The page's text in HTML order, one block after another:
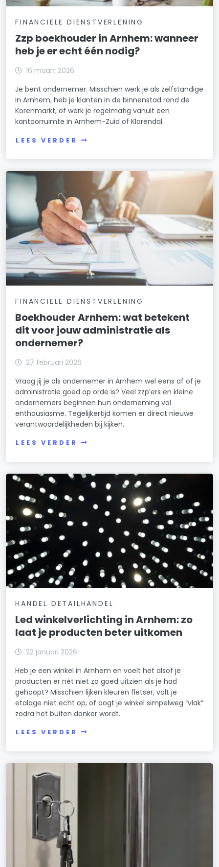
FINANCIELE DIENSTVERLENING
Zzp boekhouder in Arnhem: wanneer
heb je er echt één nodig?
16 maart 2026
Je bent ondernemer. Misschien werk je als zelfstandige
in Arnhem, heb je klanten in de binnenstad rond de
Korenmarkt, of werk je regelmatig vanuit een
kantoorruimte in Arnhem-Zuid of Klarendal.
LEES VERDER
FINANCIELE DIENSTVERLENING
Boekhouder Arnhem: wat betekent
dit voor jouw administratie als
ondernemer?
27 februari 2026
Vraag jij je als ondernemer in Arnhem wel eens af of je
administratie goed op orde is? Veel zzp’ers en kleine
ondernemers beginnen hun onderneming vol
enthousiasme. Tegelijkertijd komen er direct nieuwe
verantwoordelijkheden bij kijken.
LEES VERDER
HANDEL DETAILHANDEL
Led winkelverlichting in Arnhem: zo
laat je producten beter uitkomen
22 januari 2026
Heb je een winkel in Arnhem en voelt het alsof je
producten er nét niet zo goed uitzien als je had
gehoopt? Misschien lijken kleuren fletser, valt je
etalage niet echt op, of oogt je winkel simpelweg “vlak”
zodra het buiten donker wordt.
LEES VERDER